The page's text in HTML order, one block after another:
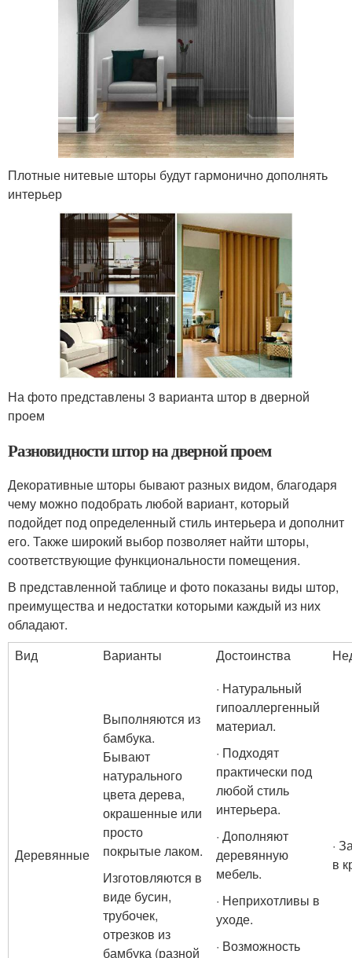
Плотные нитевые шторы будут гармонично дополнять
интерьер
На фото представлены 3 варианта штор в дверной
проем
Разновидности штор на дверной проем
Декоративные шторы бывают разных видом, благодаря
чему можно подобрать любой вариант, который
подойдет под определенный стиль интерьера и дополнит
его. Также широкий выбор позволяет найти шторы,
соответствующие функциональности помещения.
В представленной таблице и фото показаны виды штор,
преимущества и недостатки которыми каждый из них
обладают.
Вид
Варианты Достоинства
Деревянные
Выполняются из
бамбука.
Бывают
натурального
цвета дерева,
окрашенные или
просто
покрытые лаком.
Изготовляются в
виде бусин,
трубочек,
отрезков из
бамбука (разной
· Натуральный
гипоаллергенный
материал.
· Подходят
практически под
любой стиль
интерьера.
· Дополняют
деревянную
мебель.
· Неприхотливы в
уходе.
· Возможность
·
в